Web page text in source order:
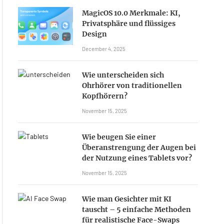
MagicOS 10.0 Merkmale: KI,
Privatsphäre und flüssiges
Design
December 4, 2025
Wie unterscheiden sich
Ohrhörer von traditionellen
Kopfhörern?
November 15, 2025
Wie beugen Sie einer
Überanstrengung der Augen bei
der Nutzung eines Tablets vor?
November 15, 2025
Wie man Gesichter mit KI
tauscht – 5 einfache Methoden
für realistische Face-Swaps